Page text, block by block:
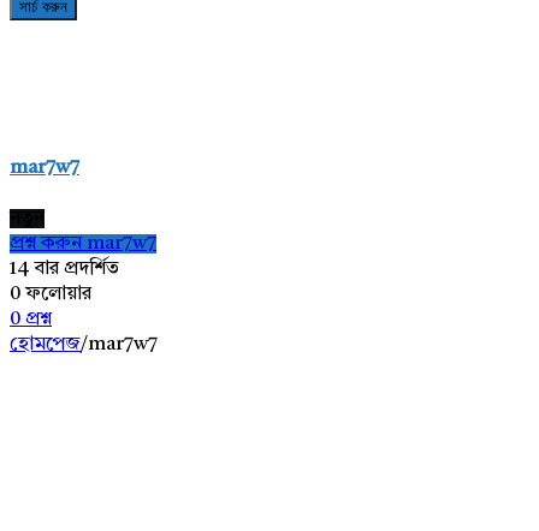
mar7w7
প্রশ্ন করুন mar7w7
14বার প্রদর্শিত
0ফলোয়ার
0 প্রশ্ন
হোমপেজ/mar7w7